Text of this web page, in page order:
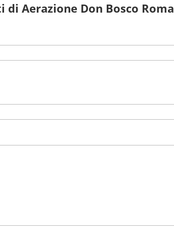
di Aerazione Don Bosco Roma